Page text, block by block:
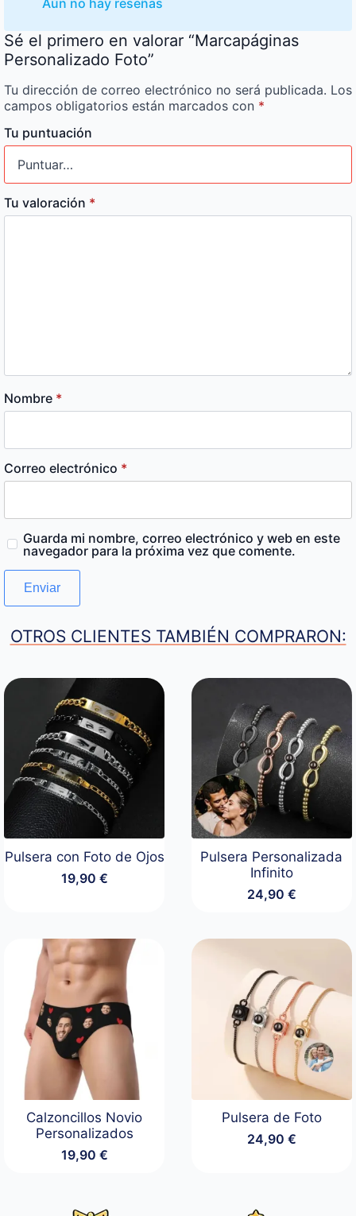
Sé el primero en valorar “Marcapáginas
Personalizado Foto”
Tu dirección de correo electrónico no será publicada. Los
campos obligatorios están marcados con *
Tu puntuación
Tu valoración *
Nombre *
Correo electrónico *
Guarda mi nombre, correo electrónico y web en este
navegador para la próxima vez que comente.
OTROS CLIENTES TAMBIÉN COMPRARON:
Pulsera con Foto de Ojos
19,90 €
Pulsera Personalizada
Infinito
24,90 €
Calzoncillos Novio
Personalizados
19,90 €
Pulsera de Foto
24,90 €